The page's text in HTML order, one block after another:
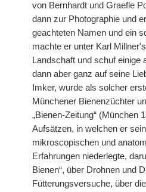
von Bernhardt und Graefle
dann zur Photographie und
geachteten Namen und ein
machte er unter Karl
Landschaft und schuf einige
dann aber ganz auf seine
Imker, wurde als solcher
Münchener Bienenzüchter
„Bienen-Zeitung“ (München
Aufsätzen, in welchen er
mikroscopischen und
Erfahrungen niederlegte,
Bienen“, über Drohnen und
Fütterungsversuche, über